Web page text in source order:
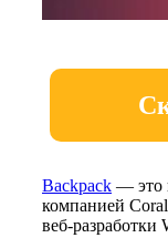
Backpack — это
компанией
веб-разработки